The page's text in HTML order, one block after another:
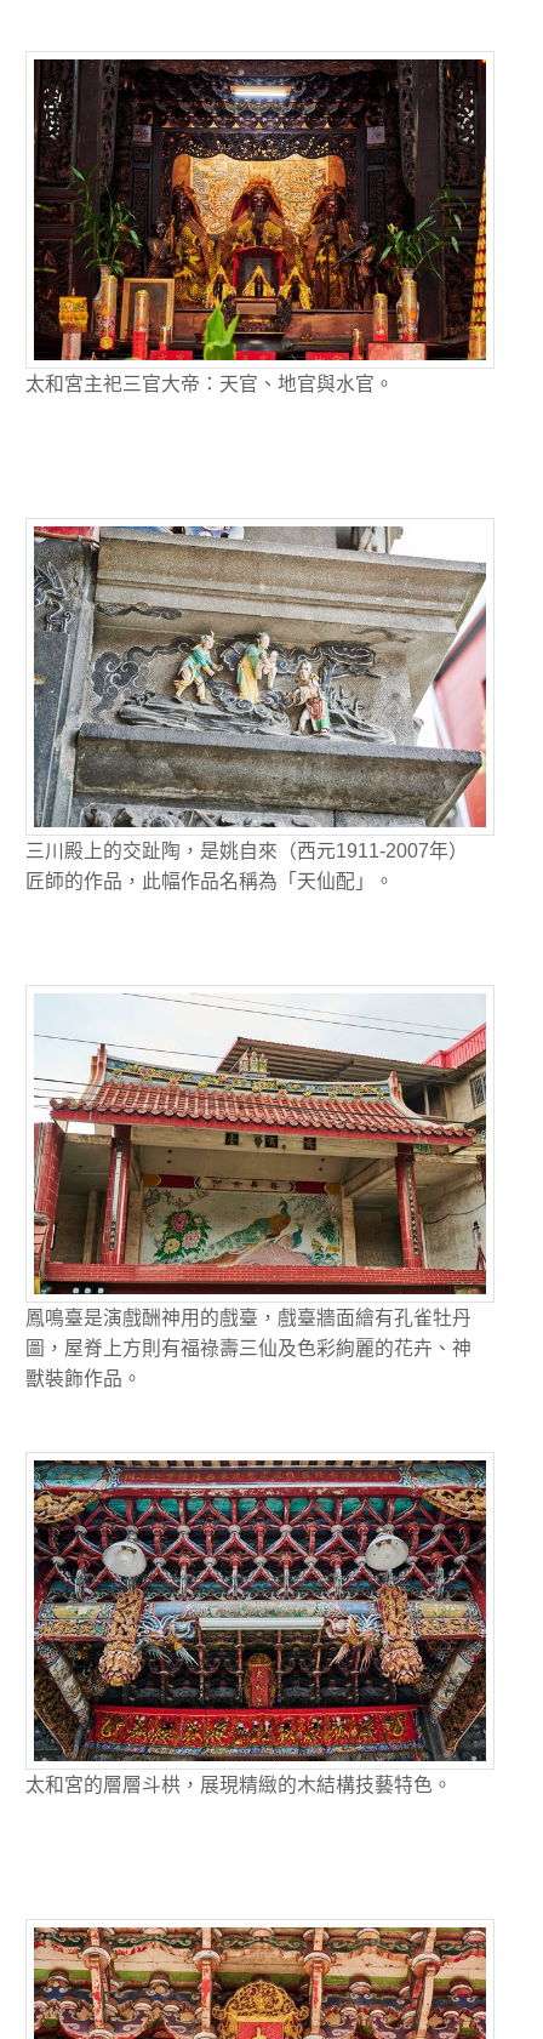
太和宮主祀三官大帝：天官、地官與水官。
三川殿上的交趾陶，是姚自來（西元1911-2007年）
匠師的作品，此幅作品名稱為「天仙配」。
鳳鳴臺是演戲酬神用的戲臺，戲臺牆面繪有孔雀牡丹
圖，屋脊上方則有福祿壽三仙及色彩絢麗的花卉、神
獸裝飾作品。
太和宮的層層斗栱，展現精緻的木結構技藝特色。